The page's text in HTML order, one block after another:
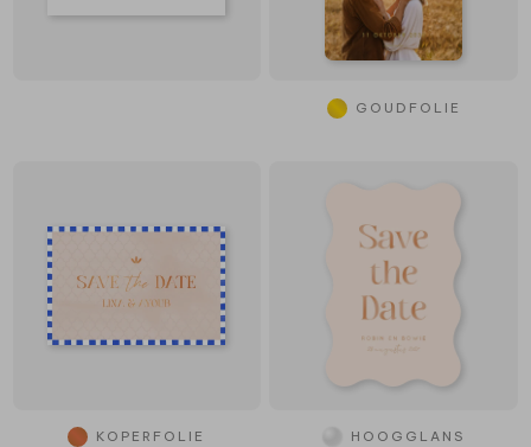
GOUDFOLIE
KOPERFOLIE HOOGGLANS